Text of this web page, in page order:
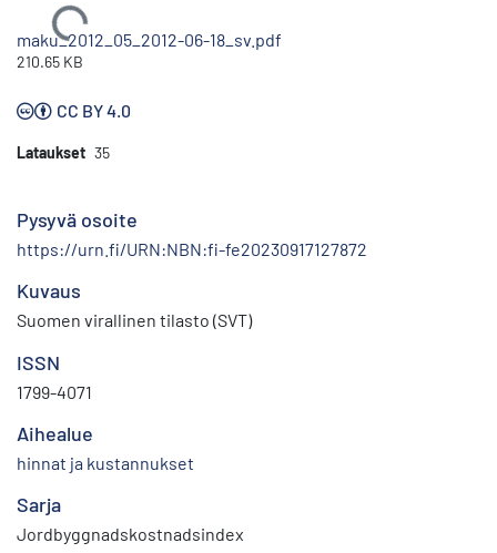
Ladataan...
maku_2012_05_2012-06-18_sv.pdf
210.65 KB
CC BY 4.0
Lataukset 35
Pysyvä osoite
https://urn.fi/URN:NBN:fi-fe20230917127872
Kuvaus
Suomen virallinen tilasto (SVT)
ISSN
1799-4071
Aihealue
hinnat ja kustannukset
Sarja
Jordbyggnadskostnadsindex